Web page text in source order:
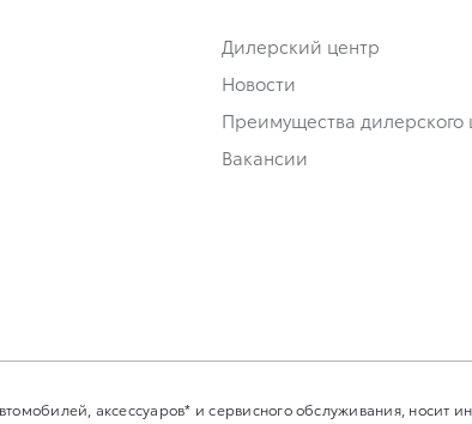
Дилерский центр
Новости
Преимущества дилерского
Вакансии
аксессуаров* и сервисного обслуживания, носит